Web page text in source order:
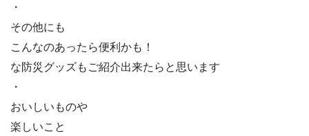
・
その他にも
こんなのあったら便利かも！
な防災グッズもご紹介出来たらと思います
・
おいしいものや
楽しいこと